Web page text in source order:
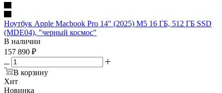
Ноутбук Apple Macbook Pro 14" (2025) M5 16 ГБ, 512 ГБ SSD
(MDE04), "черный космос"
В наличии
157 890 ₽
В корзину
Хит
Новинка